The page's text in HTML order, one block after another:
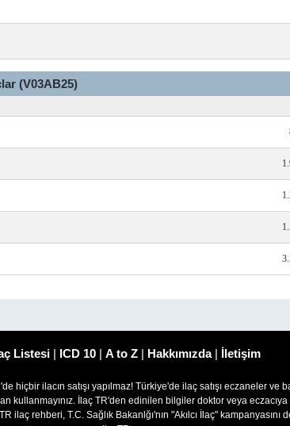
(V03AB25)
Listesi | ICD 10 | A to Z | Hakkımızda| İletişim
hiçbir ilacın satışı yapılmaz! Türkiye'de ilaç satışı eczaneler ve
kullanmayınız. İlaç TR'den edinilen bilgiler doktor veya
ilaç rehberi, T.C. Sağlık Bakanlğı'nın "Akılcı İlaç"